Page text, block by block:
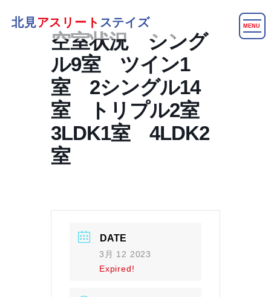
北見アスリート ステイズ MENU
空室状況 シング
ル9室 ツイン1
室 2シングル14
室 トリプル2室
3LDK1室 4LDK2
室
DATE
3月 12 2023
Expired!